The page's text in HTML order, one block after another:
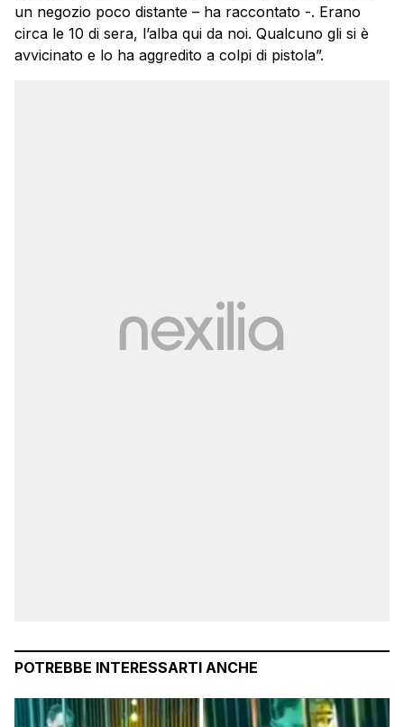
un negozio poco distante – ha raccontato -. Erano
circa le 10 di sera, l’alba qui da noi. Qualcuno gli si è
avvicinato e lo ha aggredito a colpi di pistola”.
POTREBBE INTERESSARTI ANCHE